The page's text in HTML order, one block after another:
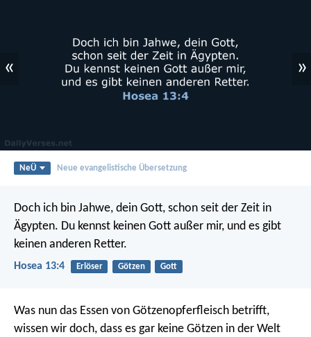
« »
NeÜ Neue evangelistische Übersetzung
Doch ich bin Jahwe, dein Gott, schon seit der Zeit in
Ägypten. Du kennst keinen Gott außer mir, und es gibt
keinen anderen Retter.
Hosea 13:4 Erlöser Götzen Gott
Was nun das Essen von Götzenopferfleisch betrifft,
wissen wir doch, dass es gar keine Götzen in der Welt